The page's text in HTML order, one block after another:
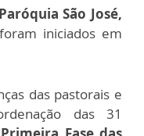
Paróquia São José,
foram iniciados em
das pastorais e
das 31